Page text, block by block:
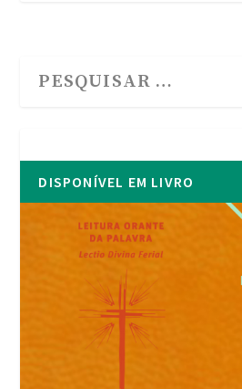
DISPONÍVEL EM LIVRO